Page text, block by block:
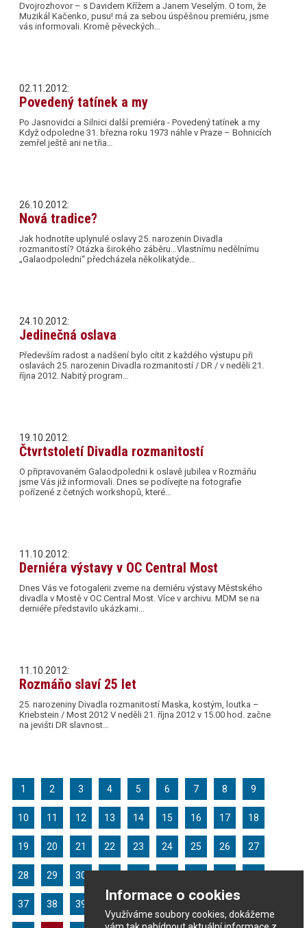
Informace o cookies
Využíváme soubory cookies, dokážeme
Dvojrozhovor – s Davidem Křížem a Janem Veselým. O tom, že
Muzikál Kačenko, pusu! má za sebou úspěšnou premiéru, jsme
vás informovali. Kromě pěveckých…
02.11.2012:
Povedený tatínek a my
Po Jasnovidci a Silnici další premiéra - Povedený tatínek a my
Když odpoledne 31. března roku 1973 náhle v Praze – Bohnicích
zemřel ještě ani ne třia…
26.10.2012:
Nová tradice?
Jak hodnotíte uplynulé oslavy 25. narozenin Divadla
rozmanitostí? Otázka širokého záběru…Vlastnímu nedělnímu
„Galaodpoledni“ předcházela několikatýde…
24.10.2012:
Jedinečná oslava
Především radost a nadšení bylo cítit z každého výstupu při
oslavách 25. narozenin Divadla rozmanitostí / DR / v neděli 21.
října 2012. Nabitý program…
19.10.2012:
Čtvrtstoletí Divadla rozmanitostí
O připravovaném Galaodpoledni k oslavě jubilea v Rozmáňu
jsme Vás již informovali. Dnes se podívejte na fotografie
pořízené z četných workshopů, které…
11.10.2012:
Derniéra výstavy v OC Central Most
Dnes Vás ve fotogalerii zveme na derniéru výstavy Městského
divadla v Mostě v OC Central Most. Více v archivu. MDM se na
derniéře představilo ukázkami…
11.10.2012:
Rozmáňo slaví 25 let
25. narozeniny Divadla rozmanitostí Maska, kostým, loutka –
Kriebstein / Most 2012 V neděli 21. října 2012 v 15.00 hod. začne
na jevišti DR slavnost…
1 2 3 4 5 6 7 8 9
10 11 12 13 14 15 16 17 18
19 20 21 22 23 24 25 26 27
28 29 30
37 38 39